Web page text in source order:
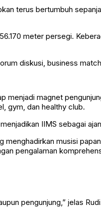
terus bertumbuh
meter persegi.
diskusi, business
magnet
gym, dan healthy club.
IIMS sebagai
musisi
pengalaman
pengunjung,” jelas